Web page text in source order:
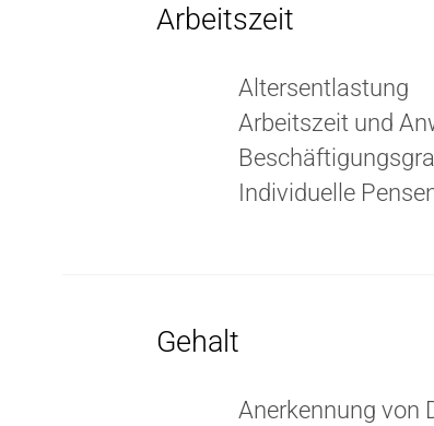
Arbeitszeit
Altersentlastung
Arbeitszeit und
Individuelle
Gehalt
Anerkennung von